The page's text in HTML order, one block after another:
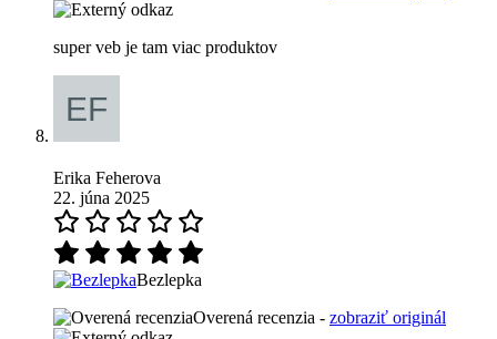
super veb je tam viac produktov
Erika Feherova
22. júna 2025
Bezlepka
Overená recenzia - zobraziť originál